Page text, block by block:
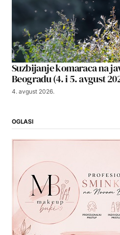
Suzbijanje komaraca na
Beogradu (4. i 5. avgust
4. avgust 2026.
OGLASI